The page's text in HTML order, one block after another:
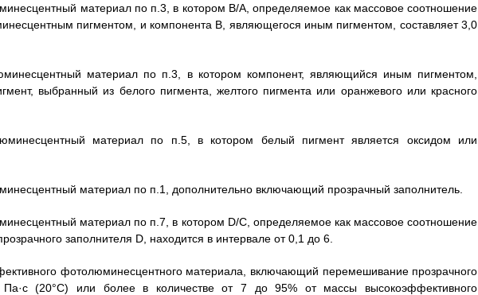
материал по п.3, в котором В/А, определяемое как массовое соотношение
пигментом, и компонента В, являющегося иным пигментом, составляет 3,0
материал по п.3, в котором компонент, являющийся иным пигментом,
выбранный из белого пигмента, желтого пигмента или оранжевого или красного
материал по п.5, в котором белый пигмент является оксидом или
материал по п.1, дополнительно включающий прозрачный заполнитель.
материал по п.7, в котором D/C, определяемое как массовое соотношение
заполнителя D, находится в интервале от 0,1 до 6.
фотолюминесцентного материала, включающий перемешивание прозрачного
Па·с (20°С) или более в количестве от 7 до 95% от массы высокоэффективного